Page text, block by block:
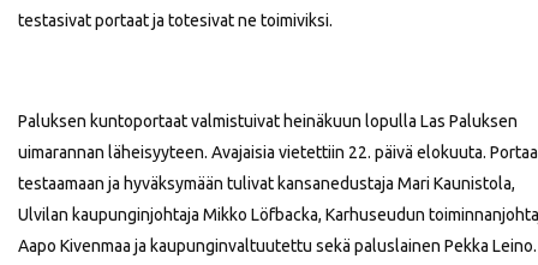
testasivat portaat ja totesivat ne toimiviksi.
Paluksen kuntoportaat valmistuivat heinäkuun lopulla Las Paluksen
uimarannan läheisyyteen. Avajaisia vietettiin 22. päivä elokuuta.
testaamaan ja hyväksymään tulivat kansanedustaja Mari Kaunistola,
Ulvilan kaupunginjohtaja Mikko Löfbacka, Karhuseudun
Aapo Kivenmaa ja kaupunginvaltuutettu sekä paluslainen Pekka Leino.